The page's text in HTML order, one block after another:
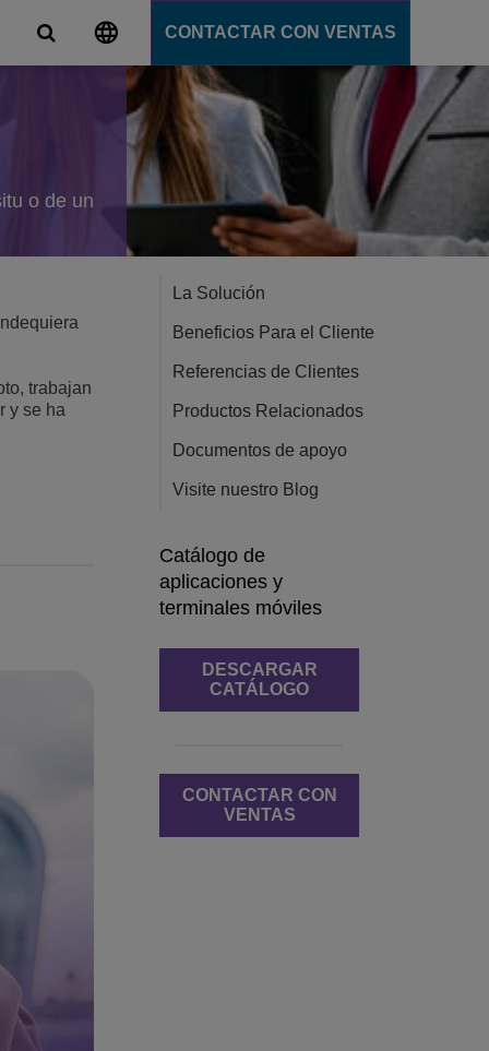
CONTACTAR CON VENTAS
o de un
trabajan
y se ha
La Solución
Beneficios Para el Cliente
Referencias de Clientes
Productos Relacionados
Documentos de apoyo
Visite nuestro Blog
Catálogo de
aplicaciones y
terminales móviles
DESCARGAR
CATÁLOGO
CONTACTAR CON
VENTAS